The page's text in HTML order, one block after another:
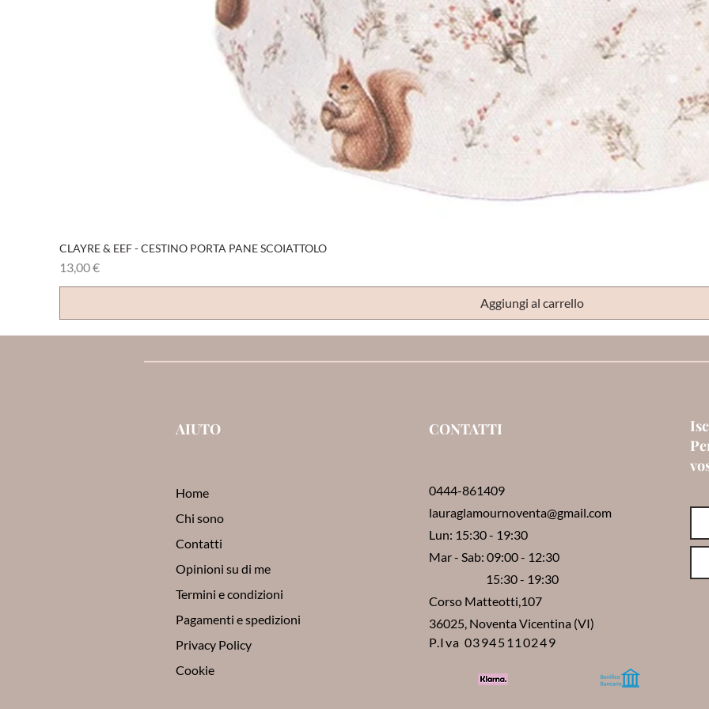
CLAYRE & EEF - CESTINO PORTA PANE SCOIATTOLO
Prezzo
13,00 €
Aggiungi al carrello
AIUTO
Home
Chi sono
Contatti
Opinioni su di me
Termini e condizioni
Pagamenti e spedizioni
Privacy Policy
Cookie
CONTATTI
0444-861409
lauraglamournoventa@gmail.com
Lun: 15:30 - 19:30
Mar - Sab: 09:00 - 12:30
15:30 - 19:30
Corso Matteotti,107
36025, Noventa Vicentina (VI)
P.Iva 03945110249